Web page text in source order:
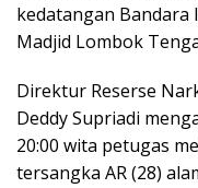
kedatangan Bandara
Madjid Lombok
Direktur Reserse
Deddy Supriadi
20:00 wita petugas
tersangka AR (28)